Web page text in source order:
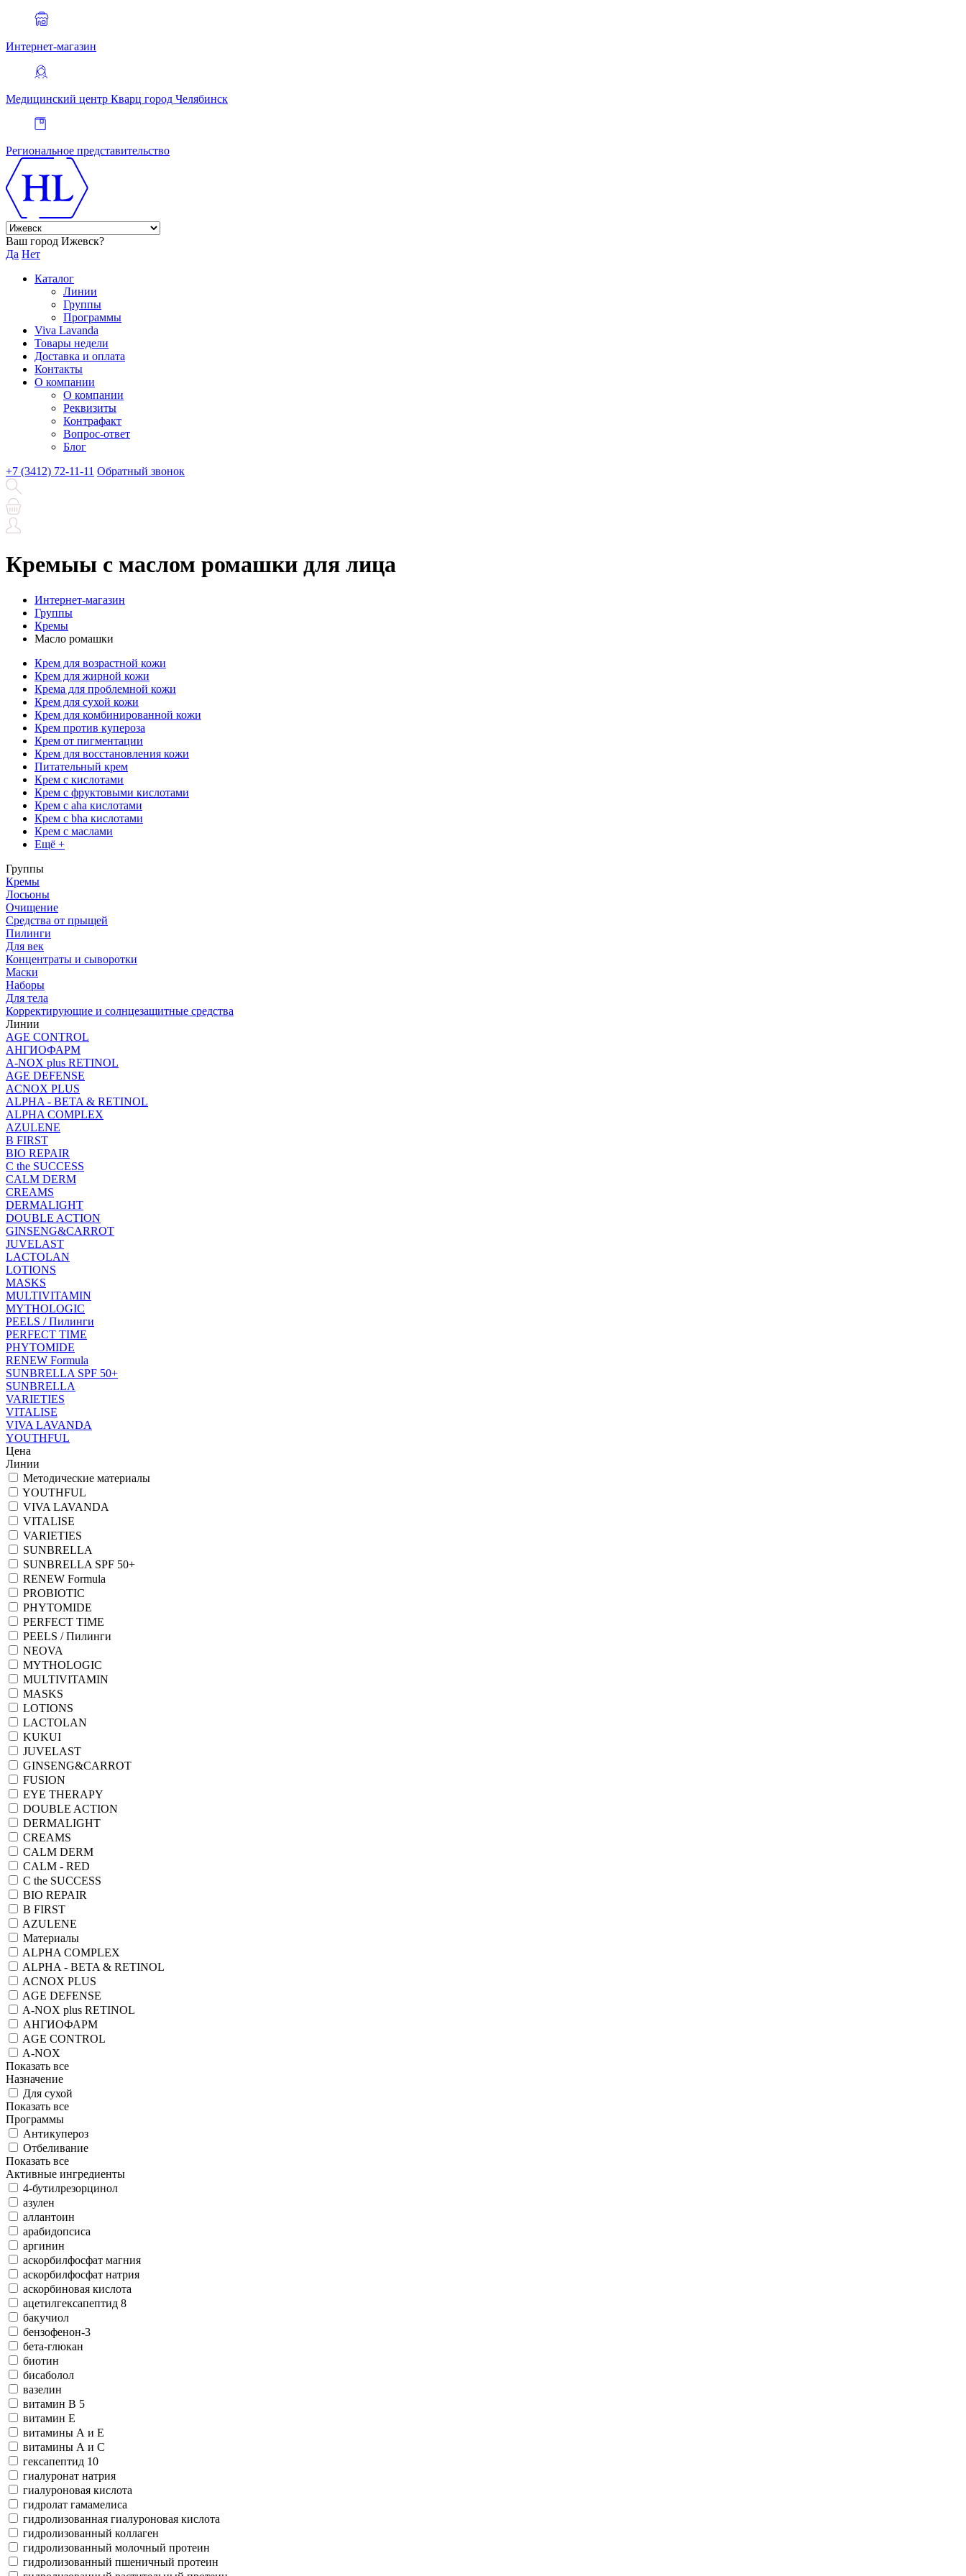
Интернет-магазин
Медицинский центр Кварц город Челябинск
Региональное представительство
Ваш город Ижевск?
Да Нет
Каталог
Линии
Группы
Программы
Viva Lavanda
Товары недели
Доставка и оплата
Контакты
О компании
О компании
Реквизиты
Контрафакт
Вопрос-ответ
Блог
+7 (3412) 72-11-11 Обратный звонок
Кремыы с маслом ромашки для лица
Интернет-магазин
Группы
Кремы
Масло ромашки
Крем для возрастной кожи
Крем для жирной кожи
Крема для проблемной кожи
Крем для сухой кожи
Крем для комбинированной кожи
Крем против купероза
Крем от пигментации
Крем для восстановления кожи
Питательный крем
Крем с кислотами
Крем с фруктовыми кислотами
Крем с aha кислотами
Крем с bha кислотами
Крем с маслами
Ещё +
Группы
Кремы
Лосьоны
Очищение
Средства от прыщей
Пилинги
Для век
Концентраты и сыворотки
Маски
Наборы
Для тела
Корректирующие и солнцезащитные средства
Линии
AGE CONTROL
АНГИОФАРМ
A-NOX plus RETINOL
AGE DEFENSE
ACNOX PLUS
ALPHA - BETA & RETINOL
ALPHA COMPLEX
AZULENE
B FIRST
BIO REPAIR
C the SUCCESS
CALM DERM
CREAMS
DERMALIGHT
DOUBLE ACTION
GINSENG&CARROT
JUVELAST
LACTOLAN
LOTIONS
MASKS
MULTIVITAMIN
MYTHOLOGIC
PEELS / Пилинги
PERFECT TIME
PHYTOMIDE
RENEW Formula
SUNBRELLA SPF 50+
SUNBRELLA
VARIETIES
VITALISE
VIVA LAVANDA
YOUTHFUL
Цена
Линии
Методические материалы
YOUTHFUL
VIVA LAVANDA
VITALISE
VARIETIES
SUNBRELLA
SUNBRELLA SPF 50+
RENEW Formula
PROBIOTIC
PHYTOMIDE
PERFECT TIME
PEELS / Пилинги
NEOVA
MYTHOLOGIC
MULTIVITAMIN
MASKS
LOTIONS
LACTOLAN
KUKUI
JUVELAST
GINSENG&CARROT
FUSION
EYE THERAPY
DOUBLE ACTION
DERMALIGHT
CREAMS
CALM DERM
CALM - RED
C the SUCCESS
BIO REPAIR
B FIRST
AZULENE
Материалы
ALPHA COMPLEX
ALPHA - BETA & RETINOL
ACNOX PLUS
AGE DEFENSE
A-NOX plus RETINOL
АНГИОФАРМ
AGE CONTROL
A-NOX
Показать все
Назначение
Для сухой
Показать все
Программы
Антикупероз
Отбеливание
Показать все
Активные ингредиенты
4-бутилрезорцинол
азулен
аллантоин
арабидопсиса
аргинин
аскорбилфосфат магния
аскорбилфосфат натрия
аскорбиновая кислота
ацетилгексапептид 8
бакучиол
бензофeнон-3
бета-глюкан
биотин
бисаболол
вазелин
витамин В 5
витамин Е
витамины А и Е
витамины А и С
гексапептид 10
гиалуронат натрия
гиалуроновая кислота
гидролат гамамелиса
гидролизованная гиалуроновая кислота
гидролизованный коллаген
гидролизованный молочный протеин
гидролизованный пшеничный протеин